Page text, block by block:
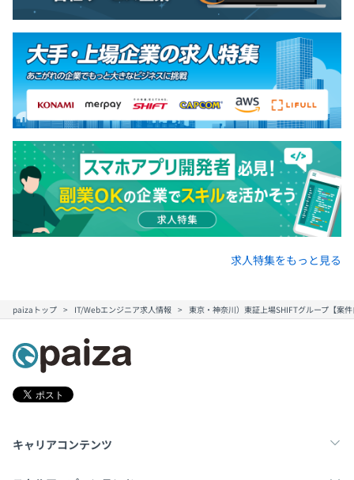
求人特集をもっと見る
paizaトップ IT/Webエンジニア求人情報 東京・神奈川）東証上場SHIFTグループ【案
キャリアコンテンツ